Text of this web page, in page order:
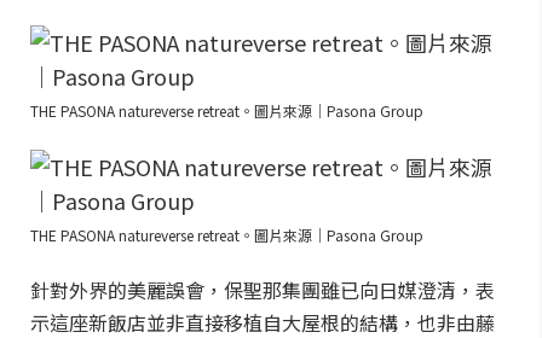
THE PASONA natureverse retreat。圖片來源｜Pasona Group
THE PASONA natureverse retreat。圖片來源｜Pasona Group
針對外界的美麗誤會，保聖那集團雖已向日媒澄清，表
示這座新飯店並非直接移植自大屋根的結構，也非由藤